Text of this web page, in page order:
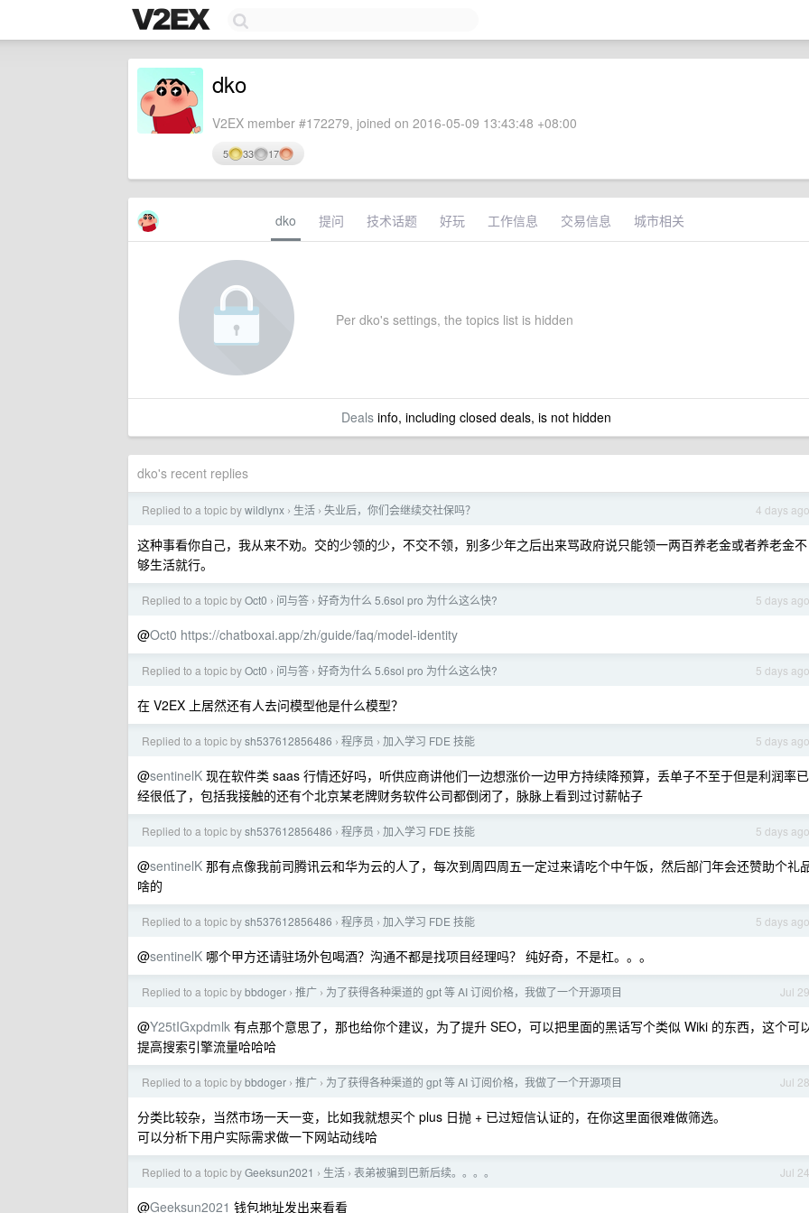
dko
V2EX member #172279, joined on 2016-05-09 13:43:48 +08:00
5 33 17
dko 提问 技术话题 好玩 工作信息 交易信息 城市相关
Per dko's settings, the topics list is hidden
Dealsinfo, including closed deals, is not hidden
dko's recent replies
4 days ago
Replied to a topic bywildlynx › 生活 › 失业后，你们会继续交社保吗？
这种事看你自己，我从来不劝。交的少领的少，不交不领，别多少年之后出来骂政府说只能领一两百养老金或者养老金不
够生活就行。
5 days ago
Replied to a topic byOct0 › 问与答 › 好奇为什么 5.6sol pro 为什么这么快?
@Oct0 https://chatboxai.app/zh/guide/faq/model-identity
5 days ago
Replied to a topic byOct0 › 问与答 › 好奇为什么 5.6sol pro 为什么这么快?
在 V2EX 上居然还有人去问模型他是什么模型？
5 days ago
Replied to a topic bysh537612856486 › 程序员 › 加入学习 FDE 技能
@sentinelK 现在软件类 saas 行情还好吗，听供应商讲他们一边想涨价一边甲方持续降预算，丢单子不至于但是利润率已
经很低了，包括我接触的还有个北京某老牌财务软件公司都倒闭了，脉脉上看到过讨薪帖子
5 days ago
Replied to a topic bysh537612856486 › 程序员 › 加入学习 FDE 技能
@sentinelK 那有点像我前司腾讯云和华为云的人了，每次到周四周五一定过来请吃个中午饭，然后部门年会还赞助个礼
啥的
5 days ago
Replied to a topic bysh537612856486 › 程序员 › 加入学习 FDE 技能
@sentinelK 哪个甲方还请驻场外包喝酒？沟通不都是找项目经理吗？ 纯好奇，不是杠。。。
Jul 29
Replied to a topic bybbdoger › 推广 › 为了获得各种渠道的 gpt 等 AI 订阅价格，我做了一个开源项目
@Y25tIGxpdmlk 有点那个意思了，那也给你个建议，为了提升 SEO，可以把里面的黑话写个类似 Wiki 的东西，这个可
提高搜索引擎流量哈哈哈
Jul 28
Replied to a topic bybbdoger › 推广 › 为了获得各种渠道的 gpt 等 AI 订阅价格，我做了一个开源项目
分类比较杂，当然市场一天一变，比如我就想买个 plus 日抛 + 已过短信认证的，在你这里面很难做筛选。
可以分析下用户实际需求做一下网站动线哈
Jul 24
Replied to a topic byGeeksun2021 › 生活 › 表弟被骗到巴新后续。。。。
@Geeksun2021 钱包地址发出来看看